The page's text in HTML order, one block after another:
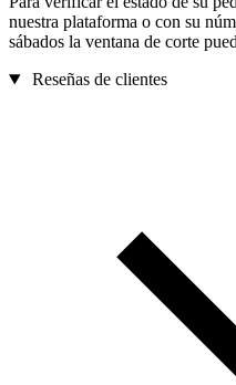
nuestra plataforma o con su
sábados la ventana de corte
Reseñas de clientes